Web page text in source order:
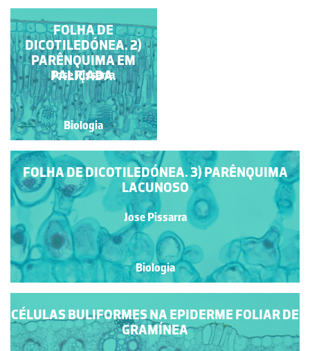
FOLHA DE
DICOTILEDÓNEA. 1)
ORGANIZAÇÃO
DORSIVENTRAL.
Jose Pissarra
Biologia
FOLHA DE
DICOTILEDÓNEA. 2)
PARÊNQUIMA EM
PALIÇADA.
Jose Pissarra
Biologia
FOLHA DE DICOTILEDÓNEA. 3) PARÊNQUIMA
LACUNOSO
Jose Pissarra
Biologia
CÉLULAS BULIFORMES NA EPIDERME FOLIAR DE
GRAMÍNEA